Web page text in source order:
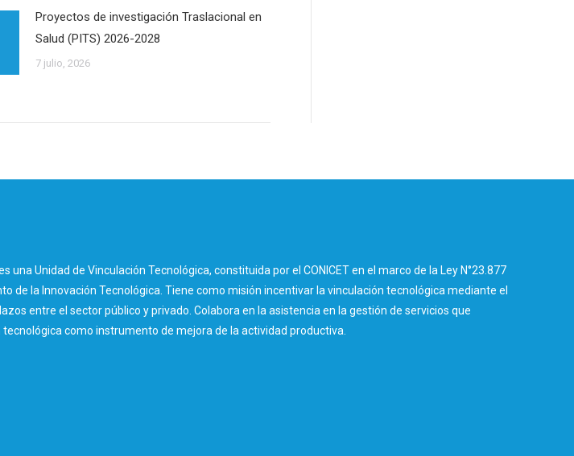
Proyectos de investigación Traslacional en
Salud (PITS) 2026-2028
7 julio, 2026
una Unidad de Vinculación Tecnológica, constituida por el CONICET en el marco de la Ley N°23.877
de la Innovación Tecnológica. Tiene como misión incentivar la vinculación tecnológica mediante el
entre el sector público y privado. Colabora en la asistencia en la gestión de servicios que
como instrumento de mejora de la actividad productiva.